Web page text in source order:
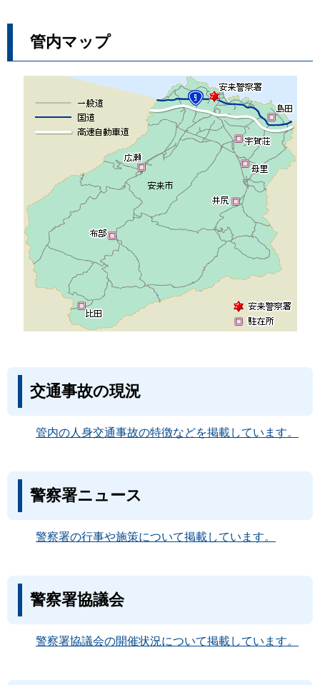
管内マップ
交通事故の現況
管内の人身交通事故の特徴などを掲載しています。
警察署ニュース
警察署の行事や施策について掲載しています。
警察署協議会
警察署協議会の開催状況について掲載しています。